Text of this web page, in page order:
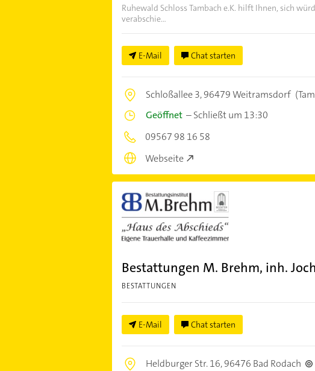
Ruhewald Schloss Tambach e.K. hilft Ihnen, sich
verabschie...
E-Mail Chat starten
Schloßallee 3,96479 Weitramsdorf
Geöffnet–Schließt um 13:30
09567 98 16 58
Webseite
Bestattungen M. Brehm, inh.
BESTATTUNGEN
E-Mail Chat starten
Heldburger Str. 16,96476 Bad Rodach